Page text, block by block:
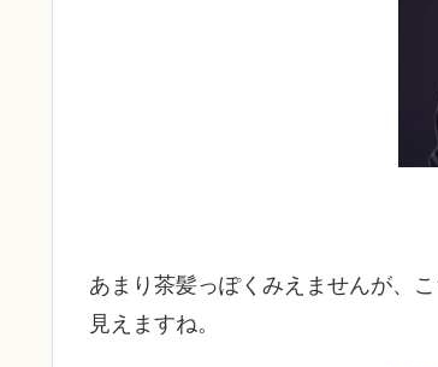
あまり茶髪っぽくみえませんが、
見えますね。